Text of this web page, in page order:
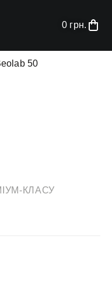
0 грн.
50
КЛАСУ